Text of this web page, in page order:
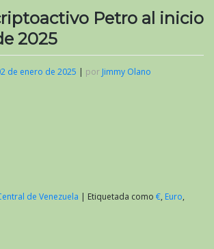
Petro al inicio
2025
de enero de 2025 | por Jimmy Olano
de Venezuela | Etiquetada como €, Euro,